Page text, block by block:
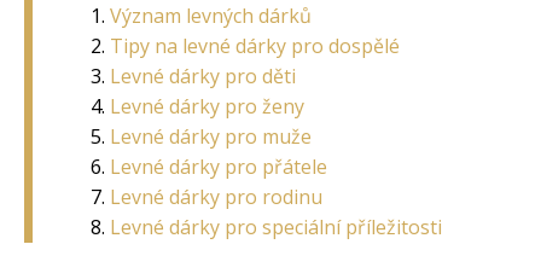
Význam levných dárků
Tipy na levné dárky pro dospělé
Levné dárky pro děti
Levné dárky pro ženy
Levné dárky pro muže
Levné dárky pro přátele
Levné dárky pro rodinu
Levné dárky pro speciální příležitosti